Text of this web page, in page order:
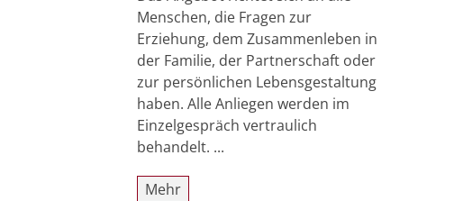
Menschen, die Fragen zur
Erziehung, dem Zusammenleben in
der Familie, der Partnerschaft oder
zur persönlichen Lebensgestaltung
haben. Alle Anliegen werden im
Einzelgespräch vertraulich
behandelt. ...
Mehr